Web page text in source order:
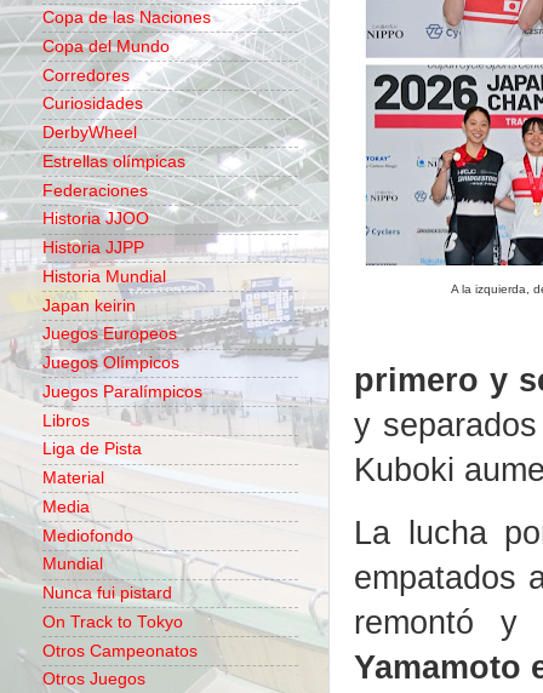
A la izquierda,
primero y
y
Kuboki
La lucha
empatados
remontó
Yamamoto
Copa de las Naciones
Copa del Mundo
Corredores
Curiosidades
DerbyWheel
Estrellas olímpicas
Federaciones
Historia JJOO
Historia JJPP
Historia Mundial
Japan keirin
Juegos Europeos
Juegos Olímpicos
Juegos Paralímpicos
Libros
Liga de Pista
Material
Media
Mediofondo
Mundial
Nunca fui pistard
On Track to Tokyo
Otros Campeonatos
Otros Juegos